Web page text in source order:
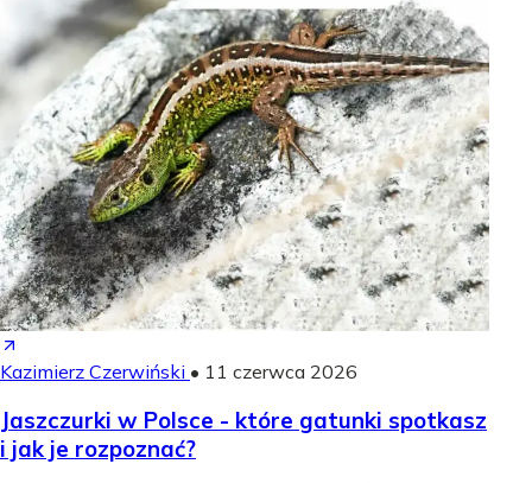
Kazimierz Czerwiński • 11 czerwca 2026
Jaszczurki w Polsce - które gatunki spotkasz
i jak je rozpoznać?